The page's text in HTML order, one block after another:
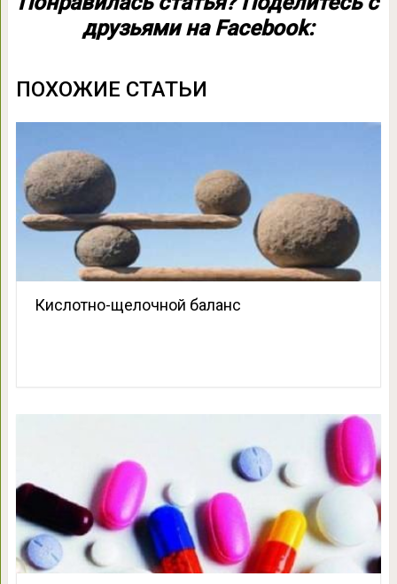
друзьями на Facebook:
ПОХОЖИЕ СТАТЬИ
Кислотно-щелочной баланс